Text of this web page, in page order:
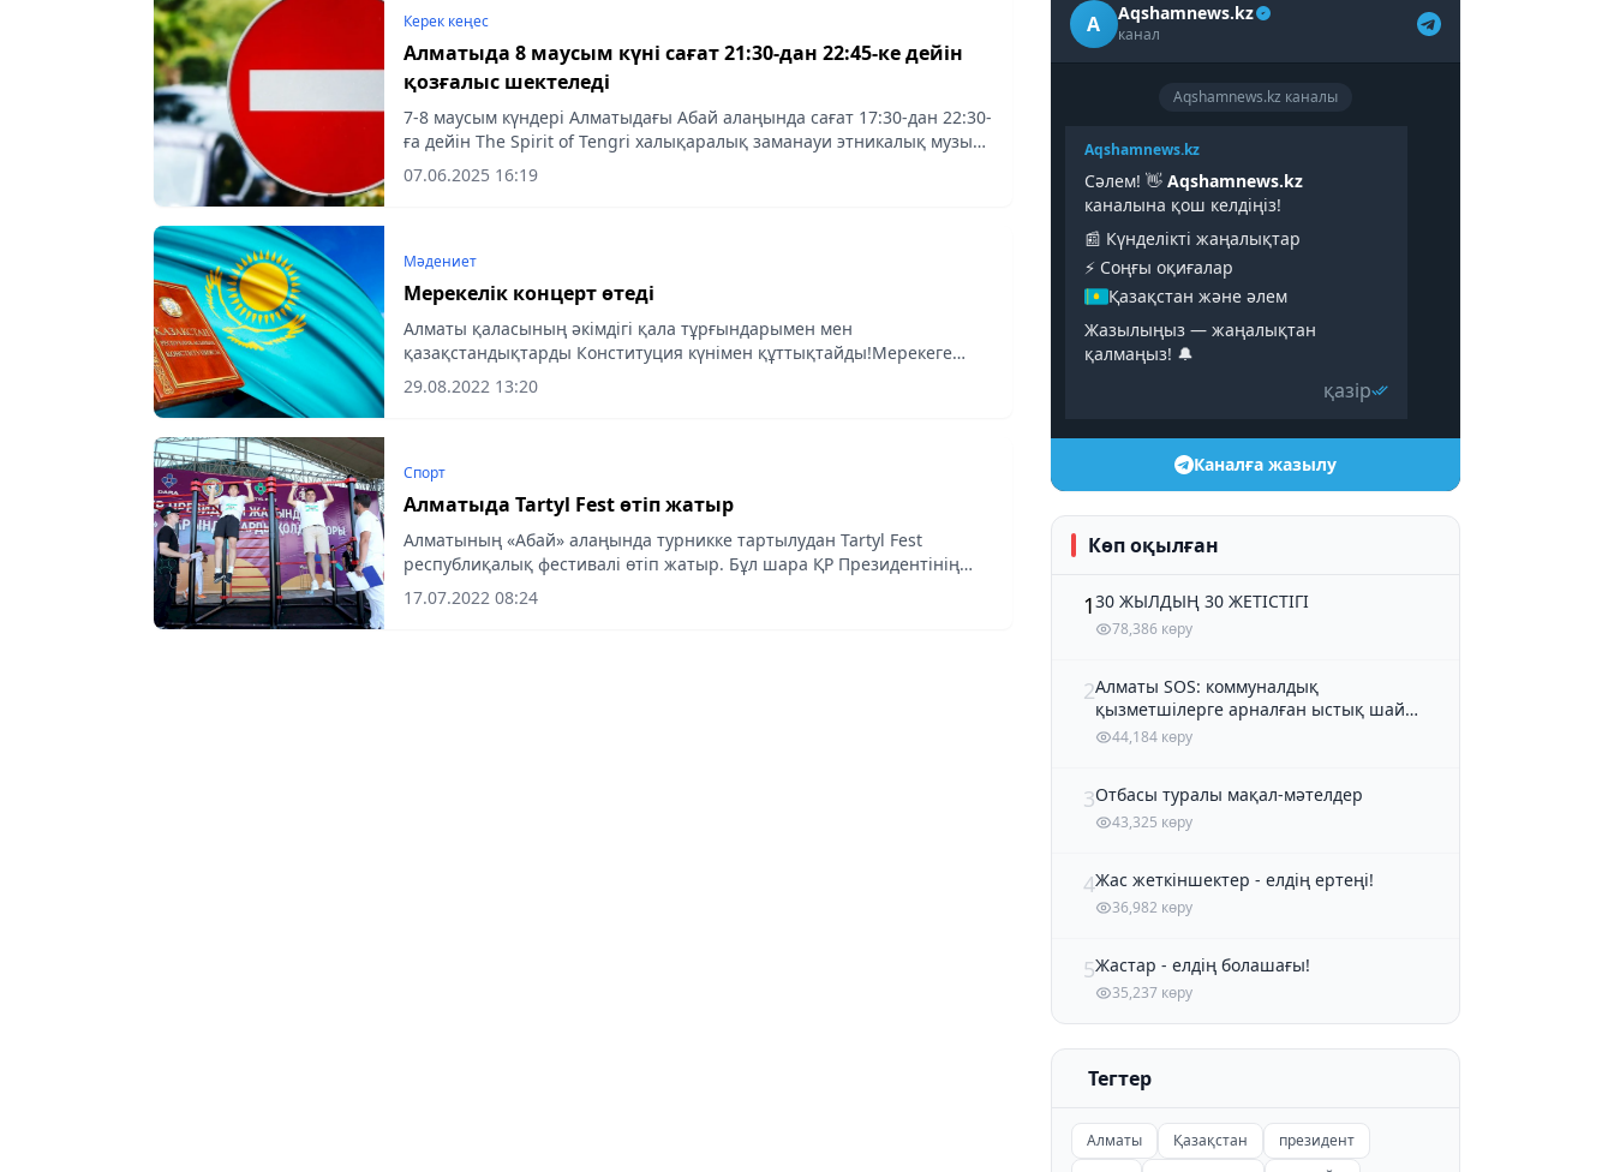
Керек кеңес
Алматыда 8 маусым күні сағат 21:30-дан 22:45-ке дейін
қозғалыс шектеледі
7-8 маусым күндері Алматыдағы Абай алаңында сағат 17:30-дан 22:30-
ға дейін The Spirit of Tengri халықаралық заманауи этникалық музыка
фестивалі өтеді. Бұл туралы Aqshamnews.kz сайты хабарлайды.
07.06.2025 16:19
Мәдениет
Мерекелік концерт өтеді
Алматы қаласының әкімдігі қала тұрғындарымен мен
қазақстандықтарды Конституция күнімен құттықтайды!Мерекеге
орай Республика сарайы алдындағы Абай алаңында қазақстандық
эстрада жұлдыздарының...
29.08.2022 13:20
Спорт
Алматыда Tartyl Fest өтіп жатыр
Алматының «Абай» алаңында турникке тартылудан Tartyl Fest
республиқалық фестивалі өтіп жатыр. Бұл шара ҚР Президентінің
жанындағы «Дара» таланттарды қолдау қоры мен Алматы әкімдігі
қолдауымен...
17.07.2022 08:24
A Aqshamnews.kz
канал
Aqshamnews.kz каналы
Aqshamnews.kz
Сәлем! 👋 Aqshamnews.kz
каналына қош келдіңіз!
📰 Күнделікті жаңалықтар
⚡️ Соңғы оқиғалар
Қазақстан және әлем
Жазылыңыз — жаңалықтан
қалмаңыз! 🔔
қазір
Каналға жазылу
Көп оқылған
130 ЖЫЛДЫҢ 30 ЖЕТІСТІГІ
78,386 көру
2Алматы SOS: коммуналдық
қызметшілерге арналған ыстық шай
және кондитер өнімдері
44,184 көру
3Отбасы туралы мақал-мәтелдер
43,325 көру
4Жас жеткіншектер - елдің ертеңі!
36,982 көру
5Жастар - елдің болашағы!
35,237 көру
Тегтер
Алматы Қазақстан
президент